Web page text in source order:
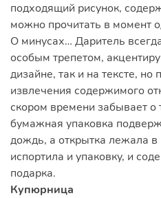
подходящий рисунок,
можно прочитать в момент
О минусах… Даритель
особым трепетом,
дизайне, так и на тексте, но
извлечения содержимого
скором времени забывает о
бумажная упаковка
дождь, а открытка лежала
испортила и упаковку, и
подарка.
Купюрница